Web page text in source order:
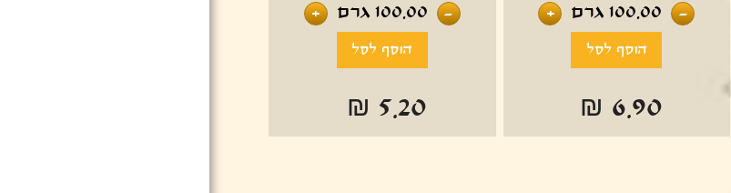
-
100.00גרם +
₪ 6.90
-
100.00 גרם +
₪ 5.20